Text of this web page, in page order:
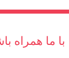
با ما همراه